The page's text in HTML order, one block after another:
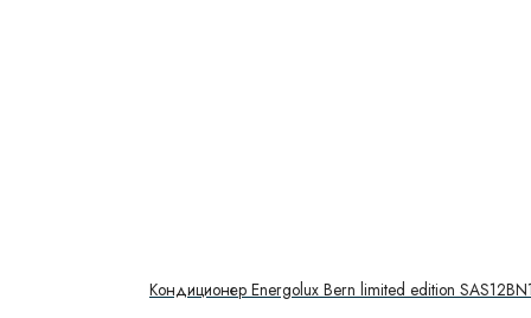
Кондиционер Energolux Bern limited edition